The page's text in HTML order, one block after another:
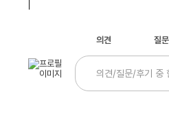
의견 질문